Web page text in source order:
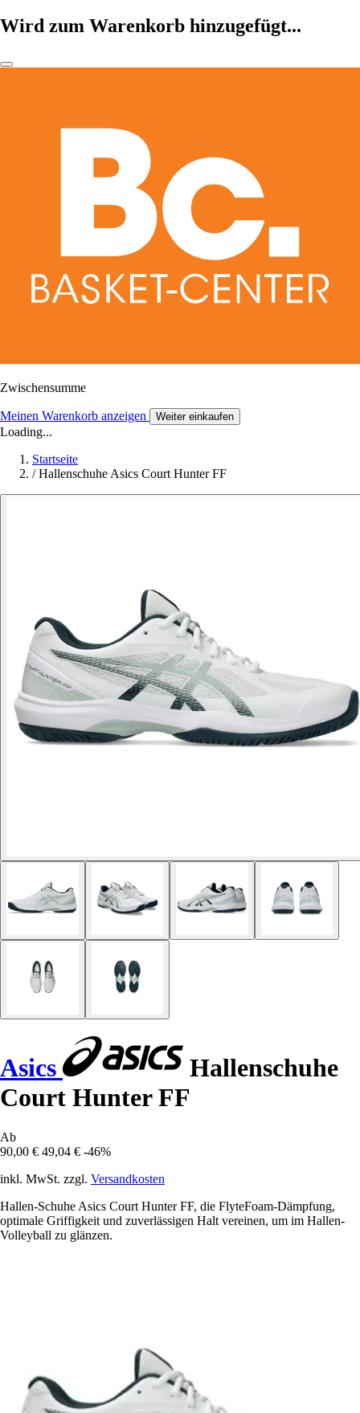
Wird zum Warenkorb hinzugefügt...
Zwischensumme
Meinen Warenkorb anzeigen Weiter einkaufen
Loading...
Startseite
/ Hallenschuhe Asics Court Hunter FF
Asics
Hallenschuhe
Court Hunter FF
Ab
90,00 € 49,04 € -46%
inkl. MwSt. zzgl. Versandkosten
Hallen-Schuhe Asics Court Hunter FF, die FlyteFoam-Dämpfung,
optimale Griffigkeit und zuverlässigen Halt vereinen, um im Hallen-
Volleyball zu glänzen.